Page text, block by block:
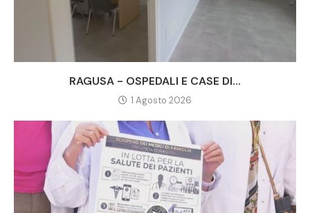
RAGUSA - OSPEDALI E CASE DI...
1 Agosto 2026